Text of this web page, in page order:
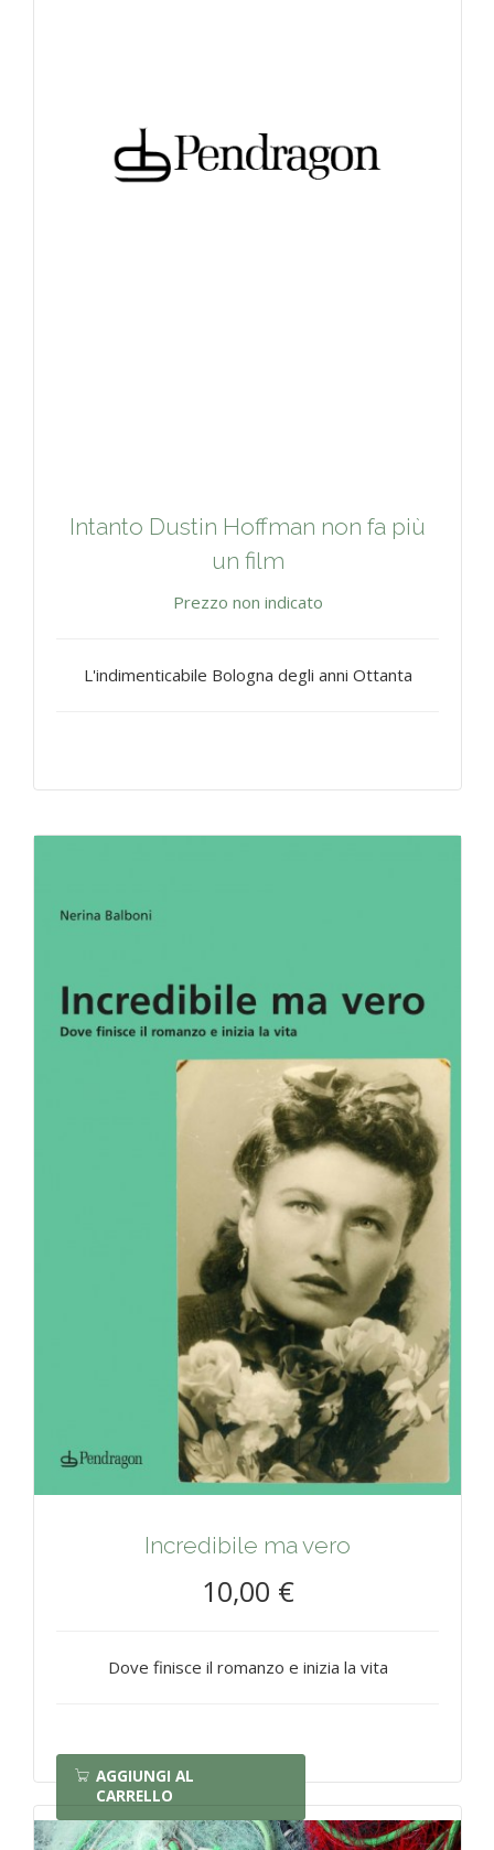
Intanto Dustin Hoffman non fa più
un film
Prezzo non indicato
L'indimenticabile Bologna degli anni Ottanta
Incredibile ma vero
10,00 €
Dove finisce il romanzo e inizia la vita
AGGIUNGI AL
CARRELLO